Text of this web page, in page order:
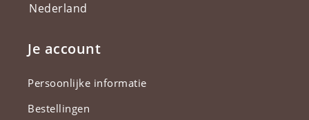
Nederland
Je account
Persoonlijke informatie
Bestellingen